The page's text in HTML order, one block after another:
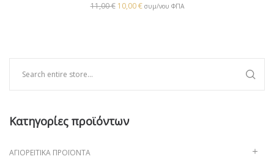
11,00€ 10,00€ συμ/νου ΦΠΑ
Κατηγορίες προϊόντων
ΑΓΙΟΡΕΊΤΙΚΑ ΠΡΟΪΌΝΤΑ